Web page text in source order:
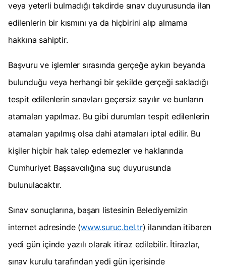
veya yeterli bulmadığı takdirde sınav duyurusunda ilan
edilenlerin bir kısmını ya da hiçbirini alıp almama
hakkına sahiptir.
Başvuru ve işlemler sırasında gerçeğe aykırı beyanda
bulunduğu veya herhangi bir şekilde gerçeği sakladığı
tespit edilenlerin sınavları geçersiz sayılır ve bunların
atamaları yapılmaz. Bu gibi durumları tespit edilenlerin
atamaları yapılmış olsa dahi atamaları iptal edilir. Bu
kişiler hiçbir hak talep edemezler ve haklarında
Cumhuriyet Başsavcılığına suç duyurusunda
bulunulacaktır.
Sınav sonuçlarına, başarı listesinin Belediyemizin
internet adresinde (www.suruc.bel.tr) ilanından itibaren
yedi gün içinde yazılı olarak itiraz edilebilir. İtirazlar,
sınav kurulu tarafından yedi gün içerisinde